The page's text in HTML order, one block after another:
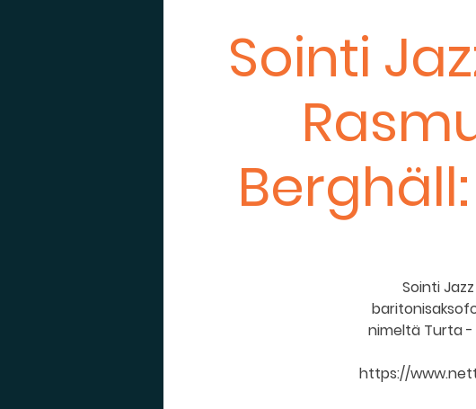
Sointi
Sointi
nimeltä Turta -
https://